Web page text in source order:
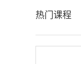
热门课程